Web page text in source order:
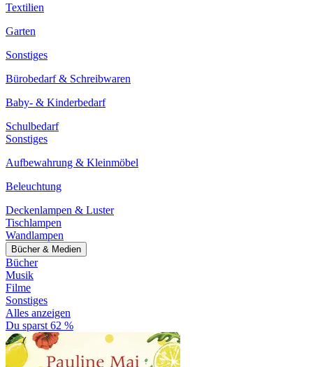
Textilien
Garten
Sonstiges
Bürobedarf & Schreibwaren
Baby- & Kinderbedarf
Schulbedarf
Sonstiges
Aufbewahrung & Kleinmöbel
Beleuchtung
Deckenlampen & Luster
Tischlampen
Wandlampen
Bücher & Medien
Bücher
Musik
Filme
Sonstiges
Alles anzeigen
Du sparst 62 %